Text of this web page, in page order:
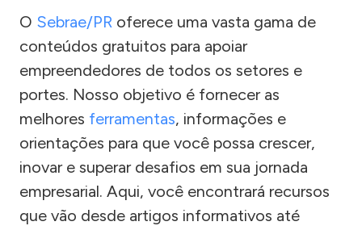
O Sebrae/PR oferece uma vasta gama de
conteúdos gratuitos para apoiar
empreendedores de todos os setores e
portes. Nosso objetivo é fornecer as
melhores ferramentas, informações e
orientações para que você possa crescer,
inovar e superar desafios em sua jornada
empresarial. Aqui, você encontrará recursos
que vão desde artigos informativos até